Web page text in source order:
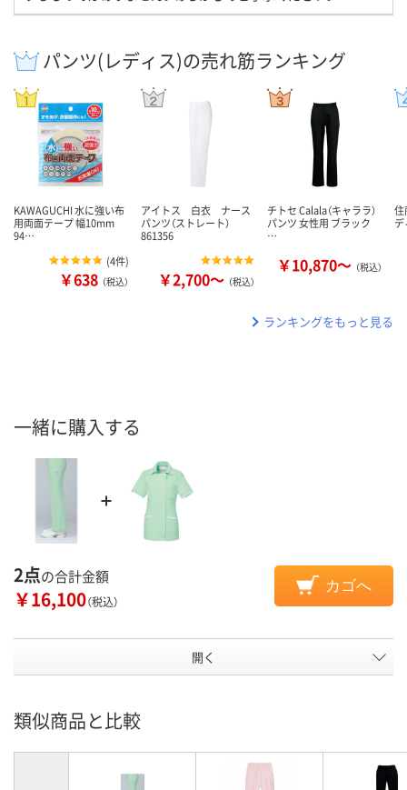
パンツ(レディス)の売れ筋ランキング
KAWAGUCHI 水に強い布
用両面テープ 幅10mm
94…
(4件)
￥638 （税込）
アイトス 白衣 ナース
パンツ（ストレート）
861356
￥2,700～ （税込）
チトセ Calala（キャララ）
パンツ 女性用 ブラック
…
￥10,870～ （税込）
住
ランキングをもっと見る
一緒に購入する
2点の合計金額
￥16,100（税込）
カゴへ
開く
類似商品と比較